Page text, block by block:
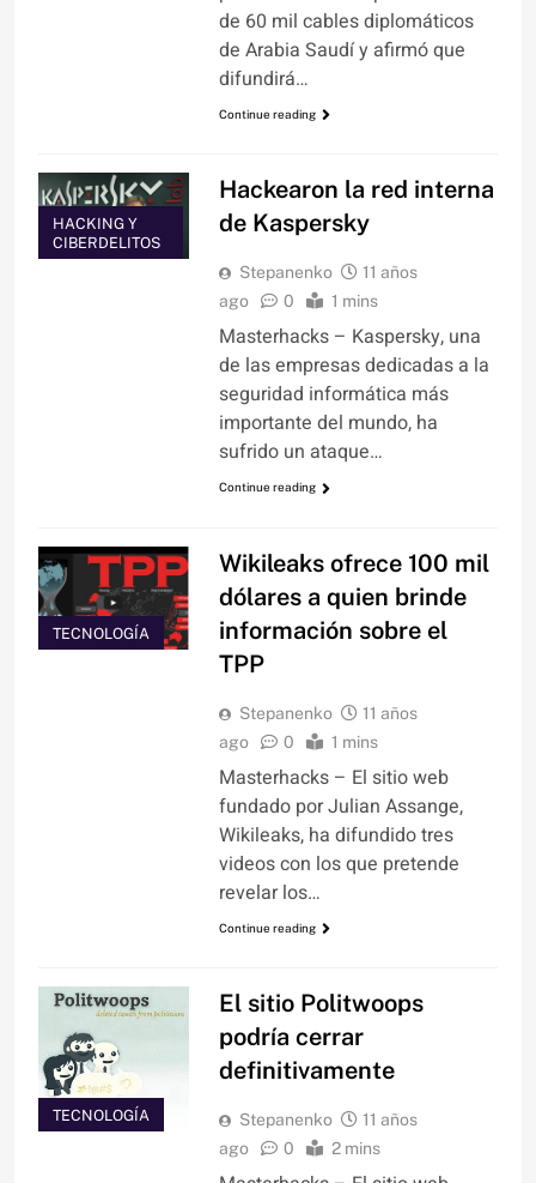
de 60 mil cables diplomáticos
de Arabia Saudí y afirmó que
difundirá…
Continue reading
HACKING Y
CIBERDELITOS
Hackearon la red interna
de Kaspersky
Stepanenko
11 años
ago
0 1 mins
Masterhacks – Kaspersky, una
de las empresas dedicadas a la
seguridad informática más
importante del mundo, ha
sufrido un ataque…
Continue reading
TECNOLOGÍA
Wikileaks ofrece 100 mil
dólares a quien brinde
información sobre el
TPP
Stepanenko
11 años
ago
0 1 mins
Masterhacks – El sitio web
fundado por Julian Assange,
Wikileaks, ha difundido tres
videos con los que pretende
revelar los…
Continue reading
TECNOLOGÍA
El sitio Politwoops
podría cerrar
definitivamente
Stepanenko
11 años
ago
0 2 mins